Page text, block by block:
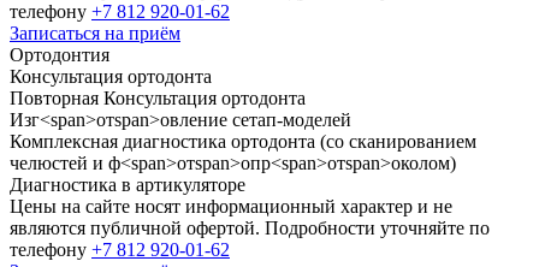
телефону +7 812 920-01-62
Записаться на приём
Ортодонтия
Консультация ортодонта
Повторная Консультация ортодонта
Изг<span>отspan>овление сетап-моделей
Комплексная диагностика ортодонта (со сканированием
челюстей и ф<span>отspan>опр<span>отspan>околом)
Диагностика в артикуляторе
Цены на сайте носят информационный характер и не
являются публичной офертой. Подробности уточняйте по
телефону +7 812 920-01-62